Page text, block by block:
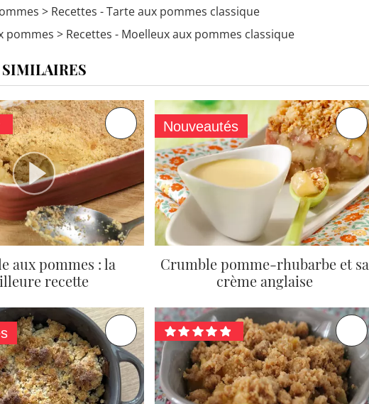
> Recettes - Tarte aux pommes classique
pommes > Recettes - Moelleux aux pommes classique
aux pommes : la
recette
Nouveautés
Crumble pomme-rhubarbe et sa
crème anglaise